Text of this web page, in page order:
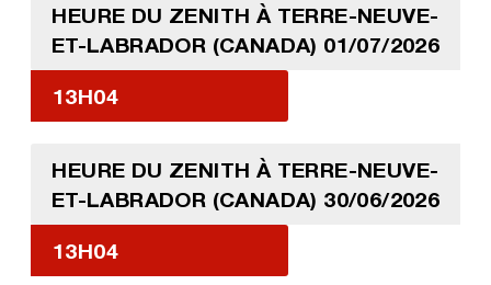
HEURE DU ZENITH À TERRE-NEUVE-
ET-LABRADOR (CANADA) 01/07/2026
13H04
HEURE DU ZENITH À TERRE-NEUVE-
ET-LABRADOR (CANADA) 30/06/2026
13H04